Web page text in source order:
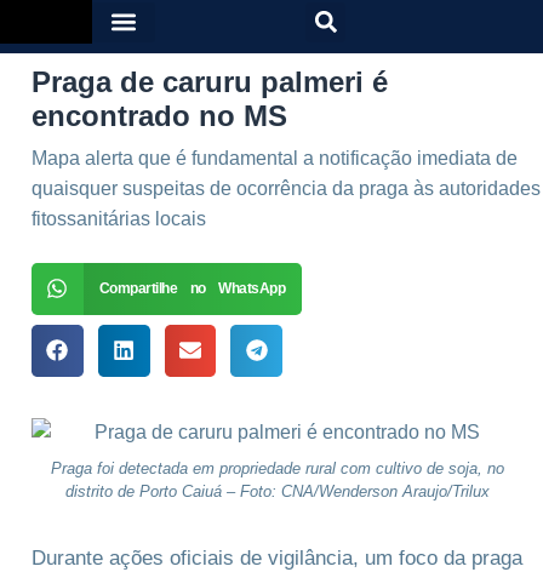
Praga de caruru palmeri é
encontrado no MS
Mapa alerta que é fundamental a notificação imediata de
quaisquer suspeitas de ocorrência da praga às autoridades
fitossanitárias locais
Compartilhe no WhatsApp
Praga foi detectada em propriedade rural com cultivo de soja, no
distrito de Porto Caiuá – Foto: CNA/Wenderson Araujo/Trilux
Durante ações oficiais de vigilância, um foco da praga